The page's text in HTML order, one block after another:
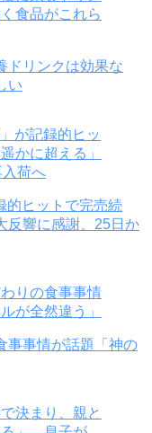
ドリンクは効果な
い
的ヒットで完売続
響に感謝、25日か
事事情が話題「神の